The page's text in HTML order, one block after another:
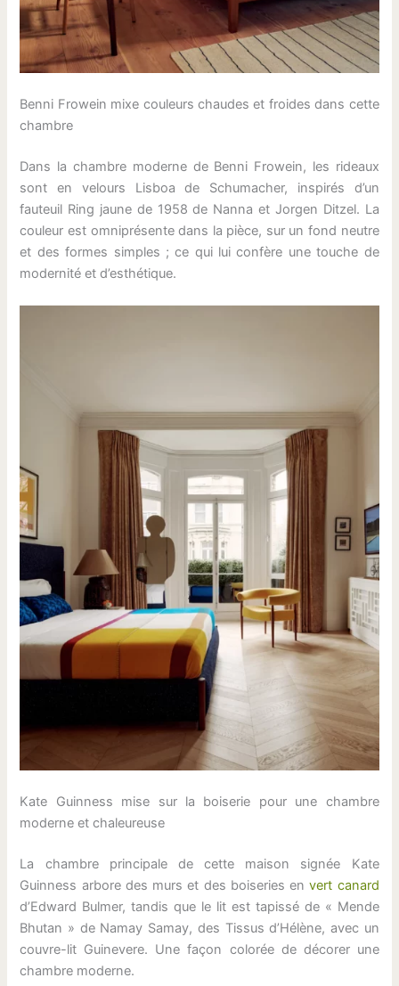
Benni Frowein mixe couleurs chaudes et froides dans cette
chambre
Dans la chambre moderne de Benni Frowein, les rideaux
sont en velours Lisboa de Schumacher, inspirés d’un
fauteuil Ring jaune de 1958 de Nanna et Jorgen Ditzel. La
couleur est omniprésente dans la pièce, sur un fond neutre
et des formes simples ; ce qui lui confère une touche de
modernité et d’esthétique.
Kate Guinness mise sur la boiserie pour une chambre
moderne et chaleureuse
La chambre principale de cette maison signée Kate
Guinness arbore des murs et des boiseries envert canard
d’Edward Bulmer, tandis que le lit est tapissé de « Mende
Bhutan » de Namay Samay, des Tissus d’Hélène, avec un
couvre-lit Guinevere. Une façon colorée de décorer une
chambre moderne.